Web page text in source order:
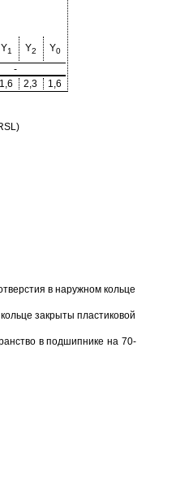
Y1 Y2 Y0
-
1,6 2,3 1,6
в наружном кольце
закрыты пластиковой
в подшипнике на 70-